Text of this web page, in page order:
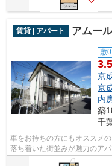
賃貸 | アパート アムー
敷0
京
京
内
築
千
車をお持ちの方にもオススメ
落ち着いた街並みが魅力のア
せの多い敷地内ゴミ置き場です